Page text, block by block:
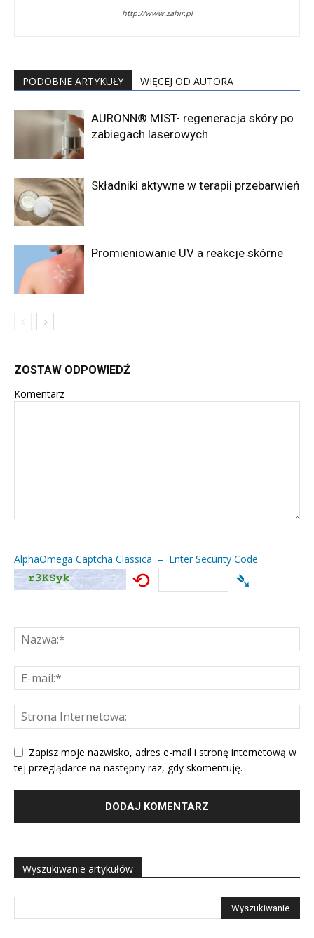
http://www.zahir.pl
PODOBNE ARTYKUŁY WIĘCEJ OD AUTORA
AURONN® MIST- regeneracja skóry po
zabiegach laserowych
Składniki aktywne w terapii przebarwień
Promieniowanie UV a reakcje skórne
ZOSTAW ODPOWIEDŹ
Komentarz
AlphaOmega Captcha Classica – Enter Security Code
⟲ ➴
Zapisz moje nazwisko, adres e-mail i stronę internetową w
tej przeglądarce na następny raz, gdy skomentuję.
Wyszukiwanie artykułów